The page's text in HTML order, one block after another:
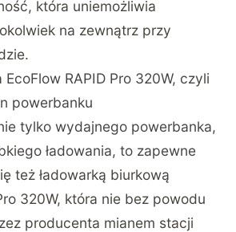
która uniemożliwia
na zewnątrz przy
EcoFlow RAPID Pro 320W, czyli
powerbanku
tylko wydajnego powerbanka,
ładowania, to zapewne
też ładowarką biurkową
320W, która nie bez powodu
producenta mianem stacji